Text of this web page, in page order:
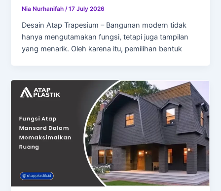
Nia Nurhanifah/17 July 2026
Desain Atap Trapesium – Bangunan modern tidak
hanya mengutamakan fungsi, tetapi juga tampilan
yang menarik. Oleh karena itu, pemilihan bentuk